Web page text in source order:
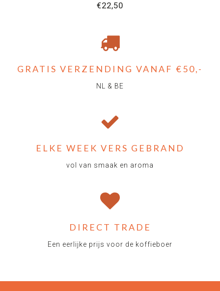
€22,50
GRATIS VERZENDING VANAF €50,-
NL & BE
ELKE WEEK VERS GEBRAND
vol van smaak en aroma
DIRECT TRADE
Een eerlijke prijs voor de koffieboer